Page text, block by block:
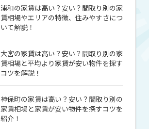
浦和の家賃は高い？安い？間取り別の家
賃相場やエリアの特徴、住みやすさにつ
いて解説！
大宮の家賃は高い？安い？間取り別の家
賃相場と平均より家賃が安い物件を探す
コツを解説！
神保町の家賃は高い？安い？間取り別の
家賃相場と家賃が安い物件を探すコツを
紹介！